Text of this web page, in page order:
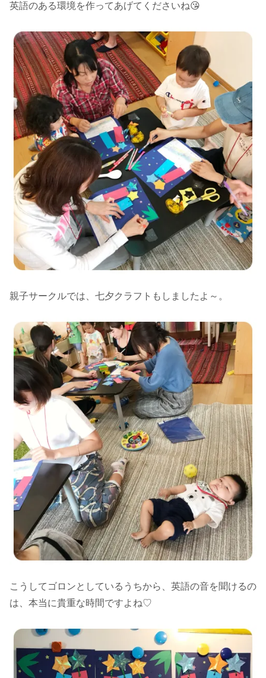
英語のある環境を作ってあげてくださいね😘
親子サークルでは、七夕クラフトもしましたよ～。
こうしてゴロンとしているうちから、英語の音を聞けるの
は、本当に貴重な時間ですよね♡